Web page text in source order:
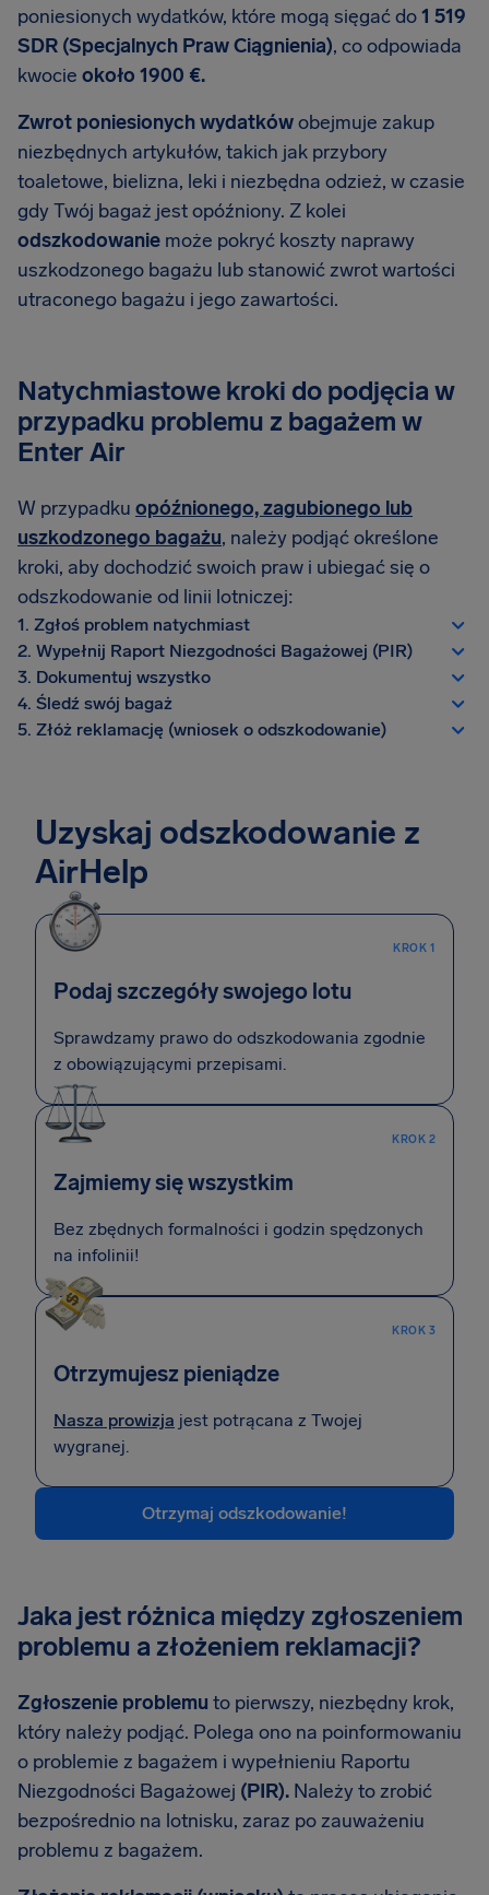
poniesionych wydatków, które mogą sięgać do1 519
SDR (Specjalnych Praw Ciągnienia), co odpowiada
kwocie około 1900 €.
Zwrot poniesionych wydatkówobejmuje zakup
niezbędnych artykułów, takich jak przybory
toaletowe, bielizna, leki i niezbędna odzież, w czasie
gdy Twój bagaż jest opóźniony. Z kolei
odszkodowanie może pokryć koszty naprawy
uszkodzonego bagażu lub stanowić zwrot wartości
utraconego bagażu i jego zawartości.
Natychmiastowe kroki do podjęcia w
przypadku problemu z bagażem w
Enter Air
W przypadku opóźnionego, zagubionego lub
uszkodzonego bagażu, należy podjąć określone
kroki, aby dochodzić swoich praw i ubiegać się o
odszkodowanie od linii lotniczej:
1. Zgłoś problem natychmiast
2. Wypełnij Raport Niezgodności Bagażowej (PIR)
3. Dokumentuj wszystko
4. Śledź swój bagaż
5. Złóż reklamację (wniosek o odszkodowanie)
Uzyskaj odszkodowanie z
AirHelp
KROK 1
Podaj szczegóły swojego lotu
Sprawdzamy prawo do odszkodowania zgodnie
z obowiązującymi przepisami.
KROK 2
Zajmiemy się wszystkim
Bez zbędnych formalności i godzin spędzonych
na infolinii!
KROK 3
Otrzymujesz pieniądze
Nasza prowizja jest potrącana z Twojej
wygranej.
Otrzymaj odszkodowanie!
Jaka jest różnica między zgłoszeniem
problemu a złożeniem reklamacji?
Zgłoszenie problemu to pierwszy, niezbędny krok,
który należy podjąć. Polega ono na poinformowaniu
o problemie z bagażem i wypełnieniu Raportu
Niezgodności Bagażowej (PIR). Należy to zrobić
bezpośrednio na lotnisku, zaraz po zauważeniu
problemu z bagażem.